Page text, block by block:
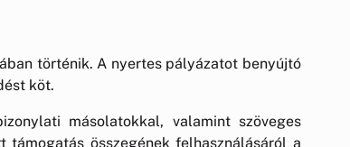
történik. A nyertes pályázatot benyújtó
köt.
másolatokkal, valamint szöveges
összegének felhasználásáról a